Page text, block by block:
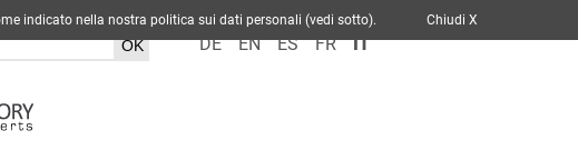
DE EN ES FR IT
come indicato nella nostra politica sui dati personali (vedi sotto). Chiudi X